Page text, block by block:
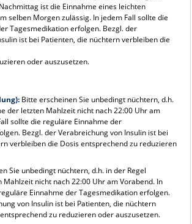
ist die Einnahme eines leichten
selben Morgen zulässig. In jedem Fall sollte die
Tagesmedikation erfolgen. Bezgl. der
ist bei Patienten, die nüchtern verbleiben die
oder auszusetzen.
Bitte erscheinen Sie unbedingt nüchtern, d.h.
der letzten Mahlzeit nicht nach 22:00 Uhr am
sollte die reguläre Einnahme der
Bezgl. der Verabreichung von Insulin ist bei
verbleiben die Dosis entsprechend zu reduzieren
Sie unbedingt nüchtern, d.h. in der Regel
Mahlzeit nicht nach 22:00 Uhr am Vorabend. In
Einnahme der Tagesmedikation erfolgen.
von Insulin ist bei Patienten, die nüchtern
zu reduzieren oder auszusetzen.